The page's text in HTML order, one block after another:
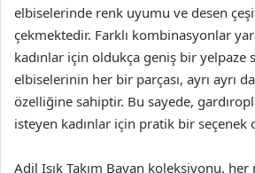
elbiselerinde renk uyumu ve desen
çekmektedir. Farklı kombinasyonlar
kadınlar için oldukça geniş bir yelpaze
elbiselerinin her bir parçası, ayrı ayrı
özelliğine sahiptir. Bu sayede,
isteyen kadınlar için pratik bir seçenek
Adil Işık Takım Bayan koleksiyonu,